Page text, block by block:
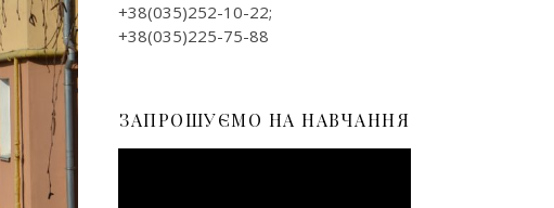
+38(035)252-10-22;
+38(035)225-75-88
ЗАПРОШУЄМО НА НАВЧАННЯ